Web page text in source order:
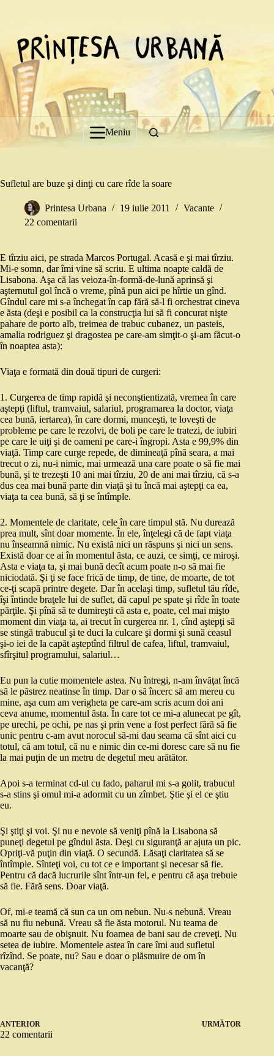
Meniu
Sufletul are buze şi dinţi cu care rîde la soare
Printesa Urbana 19 iulie 2011
Vacante
22 comentarii
E tîrziu aici, pe strada Marcos Portugal. Acasă e şi mai tîrziu.
Mi-e somn, dar îmi vine să scriu. E ultima noapte caldă de
Lisabona. Aşa că las veioza-în-formă-de-lună aprinsă şi
aşternutul gol încă o vreme, pînă pun aici pe hîrtie un gînd.
Gîndul care mi s-a închegat în cap fără să-l fi orchestrat cineva
e ăsta (deşi e posibil ca la construcţia lui să fi concurat nişte
pahare de porto alb, treimea de trabuc cubanez, un pasteis,
amalia rodriguez şi dragostea pe care-am simţit-o şi-am făcut-o
în noaptea asta):
Viaţa e formată din două tipuri de curgeri:
1. Curgerea de timp rapidă şi neconştientizată, vremea în care
aştepţi (liftul, tramvaiul, salariul, programarea la doctor, viaţa
cea bună, iertarea), în care dormi, munceşti, te loveşti de
probleme pe care le rezolvi, de boli pe care le tratezi, de iubiri
pe care le uiţi şi de oameni pe care-i îngropi. Asta e 99,9% din
viaţă. Timp care curge repede, de dimineaţă pînă seara, a mai
trecut o zi, nu-i nimic, mai urmează una care poate o să fie mai
bună, şi te trezeşti 10 ani mai tîrziu, 20 de ani mai tîrziu, că s-a
dus cea mai bună parte din viaţă şi tu încă mai aştepţi ca ea,
viaţa ta cea bună, să ţi se întîmple.
2. Momentele de claritate, cele în care timpul stă. Nu durează
prea mult, sînt doar momente. În ele, înţelegi că de fapt viaţa
nu înseamnă nimic. Nu există nici un răspuns şi nici un sens.
Există doar ce ai în momentul ăsta, ce auzi, ce simţi, ce miroşi.
Asta e viaţa ta, şi mai bună decît acum poate n-o să mai fie
niciodată. Şi ţi se face frică de timp, de tine, de moarte, de tot
ce-ţi scapă printre degete. Dar în acelaşi timp, sufletul tău rîde,
îşi întinde braţele lui de suflet, dă capul pe spate şi rîde în toate
părţile. Şi pînă să te dumireşti că asta e, poate, cel mai mişto
moment din viaţa ta, ai trecut în curgerea nr. 1, cînd aştepţi să
se stingă trabucul şi te duci la culcare şi dormi şi sună ceasul
şi-o iei de la capăt aşteptînd filtrul de cafea, liftul, tramvaiul,
sfîrşitul programului, salariul…
Eu pun la cutie momentele astea. Nu întregi, n-am învăţat încă
să le păstrez neatinse în timp. Dar o să încerc să am mereu cu
mine, aşa cum am verigheta pe care-am scris acum doi ani
ceva anume, momentul ăsta. În care tot ce mi-a alunecat pe gît,
pe urechi, pe ochi, pe nas şi prin vene a fost perfect fără să fie
unic pentru c-am avut norocul să-mi dau seama că sînt aici cu
totul, că am totul, că nu e nimic din ce-mi doresc care să nu fie
la mai puţin de un metru de degetul meu arătător.
Apoi s-a terminat cd-ul cu fado, paharul mi s-a golit, trabucul
s-a stins şi omul mi-a adormit cu un zîmbet. Ştie şi el ce ştiu
eu.
Şi ştiţi şi voi. Şi nu e nevoie să veniţi pînă la Lisabona să
puneţi degetul pe gîndul ăsta. Deşi cu siguranţă ar ajuta un pic.
Opriţi-vă puţin din viaţă. O secundă. Lăsaţi claritatea să se
întîmple. Sînteţi voi, cu tot ce e important şi necesar să fie.
Pentru că dacă lucrurile sînt într-un fel, e pentru că aşa trebuie
să fie. Fără sens. Doar viaţă.
Of, mi-e teamă că sun ca un om nebun. Nu-s nebună. Vreau
să nu fiu nebună. Vreau să fie ăsta motorul. Nu teama de
moarte sau de obişnuit. Nu foamea de bani sau de creveţi. Nu
setea de iubire. Momentele astea în care îmi aud sufletul
rîzînd. Se poate, nu? Sau e doar o plăsmuire de om în
vacanţă?
ANTERIOR URMĂTOR
22 comentarii